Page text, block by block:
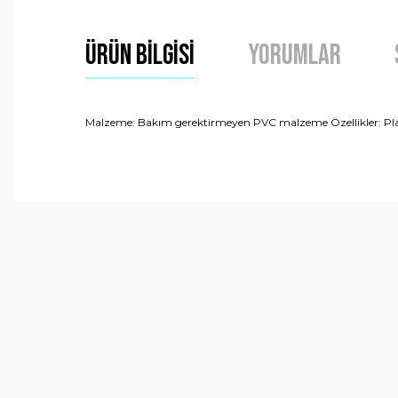
Ürün Bilgisi Yorumlar
Malzeme: Bakım gerektirmeyen PVC malzeme Özellikler: